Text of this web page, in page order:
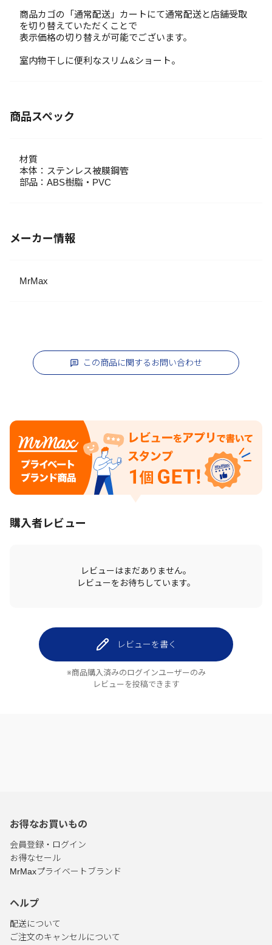
商品カゴの「通常配送」カートにて通常配送と店舗受取
を切り替えていただくことで
表示価格の切り替えが可能でございます。
室内物干しに便利なスリム&ショート。
商品スペック
材質
本体：ステンレス被膜鋼管
部品：ABS樹脂・PVC
メーカー情報
MrMax
この商品に関するお問い合わせ
購入者レビュー
レビューはまだありません。
レビューをお待ちしています。
レビューを書く
※商品購入済みのログインユーザーのみ
レビューを投稿できます
お得なお買いもの
会員登録・ログイン
お得なセール
MrMaxプライベートブランド
ヘルプ
配送について
ご注文のキャンセルについて